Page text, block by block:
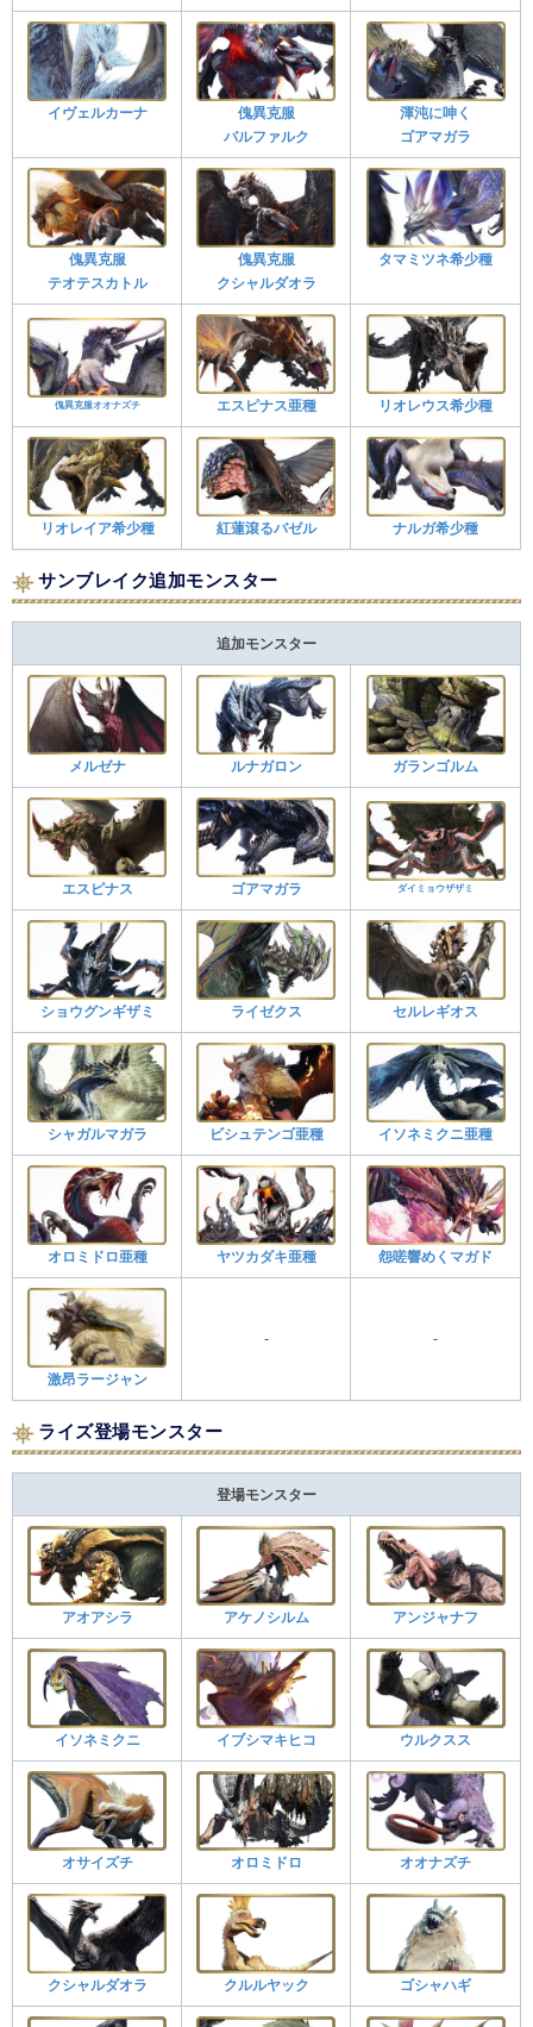
イヴェルカーナ
傀異克服
バルファルク
渾沌に呻く
ゴアマガラ
傀異克服
テオテスカトル
傀異克服
クシャルダオラ
タマミツネ希少種
傀異克服オオナズチ エスピナス亜種 リオレウス希少種
リオレイア希少種 紅蓮滾るバゼル ナルガ希少種
サンブレイク追加モンスター
追加モンスター
メルゼナ ルナガロン ガランゴルム
エスピナス ゴアマガラ ダイミョウザザミ
ショウグンギザミ ライゼクス セルレギオス
シャガルマガラ ビシュテンゴ亜種 イソネミクニ亜種
オロミドロ亜種 ヤツカダキ亜種 怨嗟響めくマガド
激昂ラージャン
- -
ライズ登場モンスター
登場モンスター
アオアシラ アケノシルム アンジャナフ
イソネミクニ イブシマキヒコ ウルクスス
オサイズチ オロミドロ オオナズチ
クシャルダオラ クルルヤック ゴシャハギ